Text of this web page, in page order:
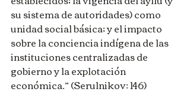
su sistema de autoridades) como
unidad social básica; y el impacto
sobre la conciencia indígena de las
instituciones centralizadas de
gobierno y la explotación
económica.” (Serulnikov: 146)